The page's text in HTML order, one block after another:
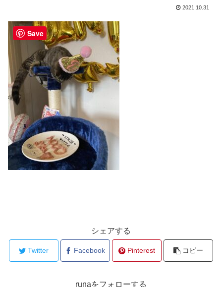
2021.10.31
シェアする
Twitter Facebook Pinterest コピー
runaをフォローする
Save